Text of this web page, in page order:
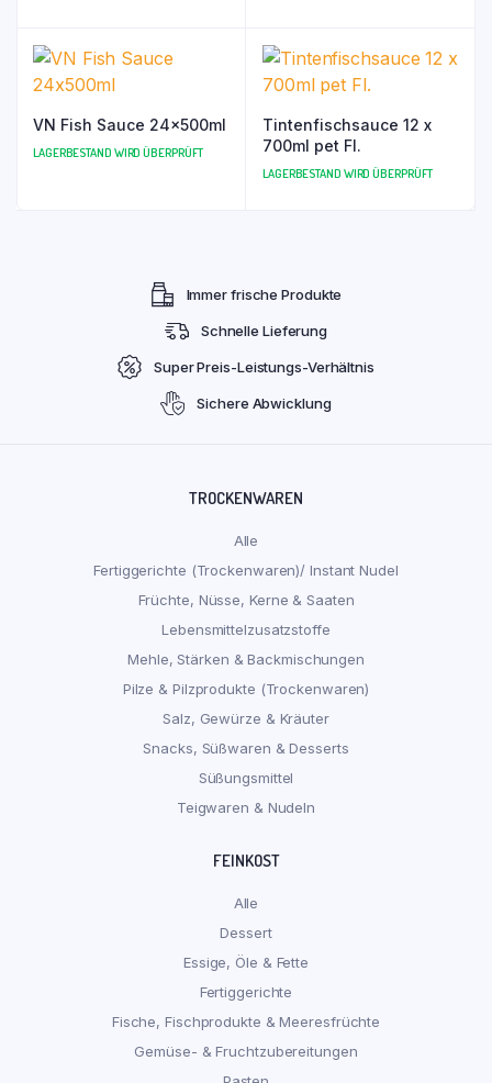
VN Fish Sauce 24x500ml
LAGERBESTAND WIRD ÜBERPRÜFT
Tintenfischsauce 12 x
700ml pet Fl.
LAGERBESTAND WIRD ÜBERPRÜFT
Immer frische Produkte
Schnelle Lieferung
Super Preis-Leistungs-Verhältnis
Sichere Abwicklung
TROCKENWAREN
Alle
Fertiggerichte (Trockenwaren)/ Instant Nudel
Früchte, Nüsse, Kerne & Saaten
Lebensmittelzusatzstoffe
Mehle, Stärken & Backmischungen
Pilze & Pilzprodukte (Trockenwaren)
Salz, Gewürze & Kräuter
Snacks, Süßwaren & Desserts
Süßungsmittel
Teigwaren & Nudeln
FEINKOST
Alle
Dessert
Essige, Öle & Fette
Fertiggerichte
Fische, Fischprodukte & Meeresfrüchte
Gemüse- & Fruchtzubereitungen